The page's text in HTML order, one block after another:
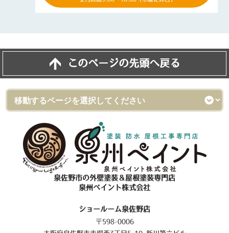
このページの先頭へ戻る
泉佐野市の外壁塗装＆屋根塗装専門店
泉州ペイント株式会社
ショールーム泉佐野店
〒598-0006